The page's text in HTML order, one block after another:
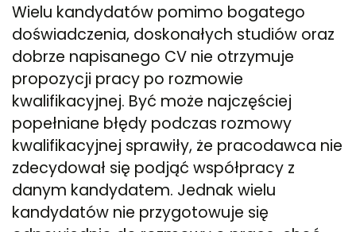
Wielu kandydatów pomimo bogatego
doświadczenia, doskonałych studiów oraz
dobrze napisanego CV nie otrzymuje
propozycji pracy po rozmowie
kwalifikacyjnej. Być może najczęściej
popełniane błędy podczas rozmowy
kwalifikacyjnej sprawiły, że pracodawca nie
zdecydował się podjąć współpracy z
danym kandydatem. Jednak wielu
kandydatów nie przygotowuje się